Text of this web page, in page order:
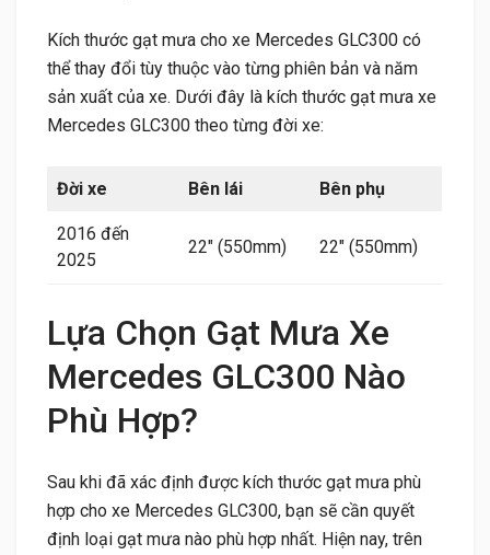
Kích thước gạt mưa cho xe Mercedes GLC300 có
thể thay đổi tùy thuộc vào từng phiên bản và năm
sản xuất của xe. Dưới đây là kích thước gạt mưa xe
Mercedes GLC300 theo từng đời xe:
Đời xe Bên lái Bên phụ
2016 đến
2025
22″ (550mm) 22″ (550mm)
Lựa Chọn Gạt Mưa Xe
Mercedes GLC300 Nào
Phù Hợp?
Sau khi đã xác định được kích thước gạt mưa phù
hợp cho xe Mercedes GLC300, bạn sẽ cần quyết
định loại gạt mưa nào phù hợp nhất. Hiện nay, trên